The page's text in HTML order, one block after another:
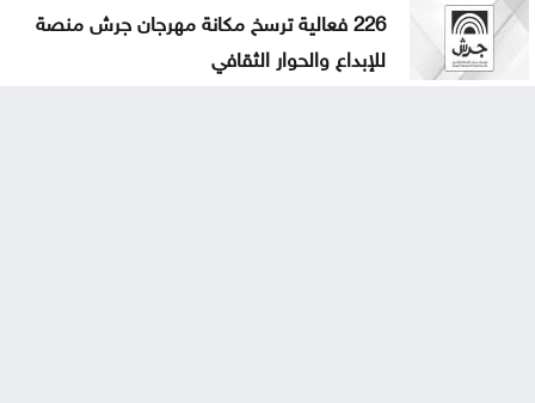
226 فعالية ترسخ مكانة مهرجان جرش منصة
للإبداع والحوار الثقافي